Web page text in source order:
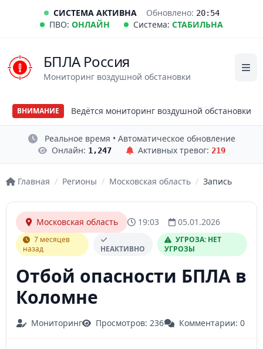
СИСТЕМА АКТИВНА Обновлено: 20:54
ПВО: ОНЛАЙН Система: СТАБИЛЬНА
БПЛА Россия
Мониторинг воздушной обстановки
ВНИМАНИЕ Ведётся мониторинг воздушной обстановки
Реальное время • Автоматическое обновление
Онлайн: 1,247 Активных тревог: 219
Главная / Регионы / Московская область / Запись
Московская область 19:03 05.01.2026
7 месяцев
назад
НЕАКТИВНО
УГРОЗА: НЕТ
УГРОЗЫ
Отбой опасности БПЛА в
Коломне
Мониторинг Просмотров: 236 Комментарии: 0